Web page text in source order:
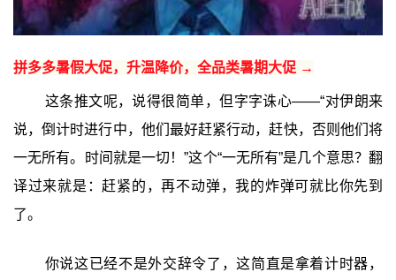
拼多多暑假大促，升温降价，全品类暑期大促 →
这条推文呢，说得很简单，但字字诛心——“对伊朗来
说，倒计时进行中，他们最好赶紧行动，赶快，否则他们将
一无所有。时间就是一切！”这个“一无所有”是几个意思？翻
译过来就是：赶紧的，再不动弹，我的炸弹可就比你先到
了。
你说这已经不是外交辞令了，这简直是拿着计时器，